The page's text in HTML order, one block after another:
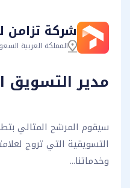
شركة تزامن
المملكة العربية
مدير التسويق
سيقوم المرشح المثالي
التسويقية التي تروج
وخدماتنا...